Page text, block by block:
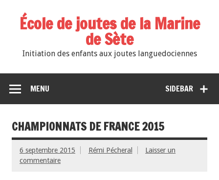
École de joutes de la Marine
de Sète
Initiation des enfants aux joutes languedociennes
SIDEBAR
MENU
CHAMPIONNATS DE FRANCE 2015
6 septembre 2015 Rémi Pécheral
Laisser un
commentaire